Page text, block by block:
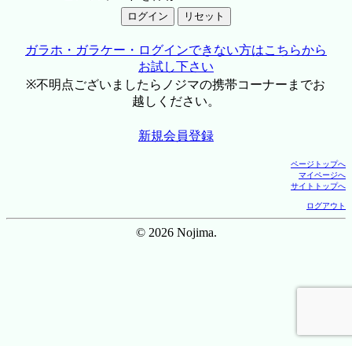
ガラホ・ガラケー・ログインできない方はこちらから
お試し下さい
※不明点ございましたらノジマの携帯コーナーまでお
越しください。
新規会員登録
ページトップへ
マイページへ
サイトトップへ
ログアウト
© 2026 Nojima.